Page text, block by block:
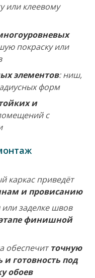
или клеевому
покраску или
элементов: ниш,
форм
и
с
каркас приведёт
и провисанию
заделке швов
финишной
обеспечитточную
готовность под
обоев